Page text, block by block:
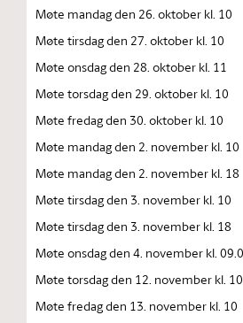
Møte mandag den 26. oktober kl. 10
Møte tirsdag den 27. oktober kl. 10
Møte onsdag den 28. oktober kl. 11
Møte torsdag den 29. oktober kl. 10
Møte fredag den 30. oktober kl. 10
Møte mandag den 2. november kl. 10
Møte mandag den 2. november kl. 18
Møte tirsdag den 3. november kl. 10
Møte tirsdag den 3. november kl. 18
Møte onsdag den 4. november kl.
Møte torsdag den 12. november kl. 10
Møte fredag den 13. november kl. 10